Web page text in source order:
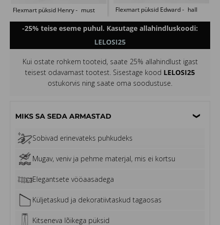
Flexmart püksid Henry must Flexmart püksid Edward hall
-25% teise eseme puhul. Kasutage allahindluskoodi:
LELOSI25
Kui ostate rohkem tooteid, saate 25% allahindlust igast
teisest odavamast tootest. Sisestage kood LELOSI25
ostukorvis ning saate oma soodustuse.
MIKS SA SEDA ARMASTAD
Sobivad erinevateks puhkudeks
Mugav, veniv ja pehme materjal, mis ei kortsu
Elegantsete vööaasadega
Küljetaskud ja dekoratiivtaskud tagaosas
Kitseneva lõikega püksid